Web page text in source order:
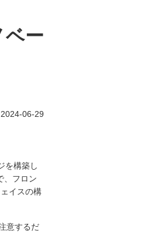
ベー
2024-06-29
を構築し
、フロン
イスの構
意するだ